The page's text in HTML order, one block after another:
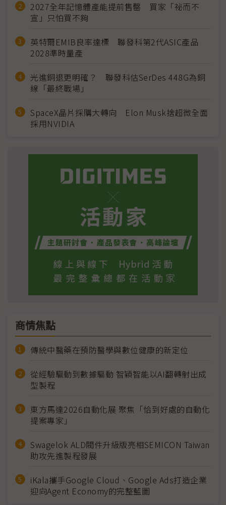
2027全年記憶體產能提前售罄 買家「祕而不
宣」只怕買不夠
英特爾EMIB良率達標 聯發科第2代ASIC產品
2028準時量產
光進銅退更明確？ 聯發科估SerDes 448G為銅
線「最終戰場」
SpaceX晶片採購大轉向 Elon Musk捨超微全面
採用NVIDIA
商情焦點
傳統中醫藥在預防醫學與數位健康的新定位
從經驗驅動到數據驅動 智穎智能以AI翻轉射出成
型製程
東方馬達2026自動化展 聚焦「恰到好處的自動化
提案專家」
Swagelok ALD閥件升級版亮相SEMICON Taiwan
助攻先進製程發展
iKala攜手Google Cloud、Google Ads打造企業
迎向Agent Economy的完整藍圖